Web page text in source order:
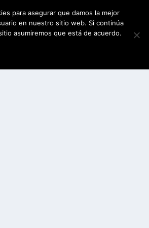
para asegurar que damos la mejor
en nuestro sitio web. Si continúa
asumiremos que está de acuerdo.